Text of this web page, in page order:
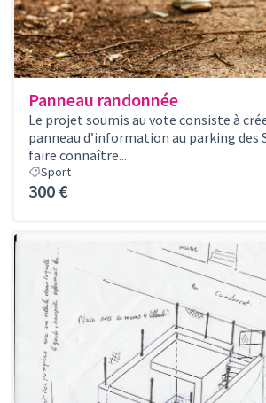
Panneau randonnée
Le projet soumis au vote consiste à
panneau d’information au parking des
faire connaître...
Sport
300 €